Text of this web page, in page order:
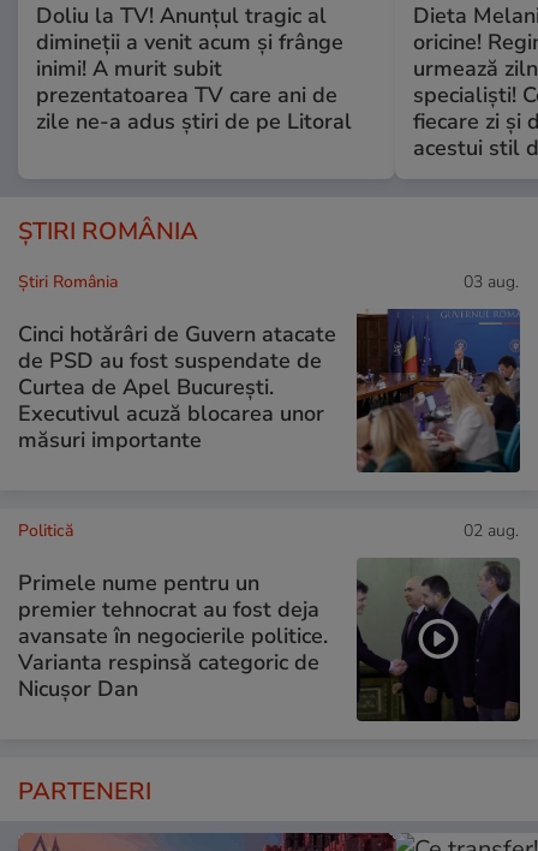
Doliu la TV! Anunțul tragic al
dimineții a venit acum și frânge
inimi! A murit subit
prezentatoarea TV care ani de
zile ne-a adus știri de pe Litoral
Dieta
oricine!
urmează
specialiști!
fiecare zi și
acestui stil
ȘTIRI ROMÂNIA
Știri România 03 aug.
Cinci hotărâri de Guvern atacate
de PSD au fost suspendate de
Curtea de Apel București.
Executivul acuză blocarea unor
măsuri importante
Politică 02 aug.
Primele nume pentru un
premier tehnocrat au fost deja
avansate în negocierile politice.
Varianta respinsă categoric de
Nicușor Dan
PARTENERI